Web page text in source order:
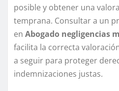
posible y obtener una
temprana. Consultar a un
en Abogado negligencias
facilita la correcta
a seguir para proteger
indemnizaciones justas.